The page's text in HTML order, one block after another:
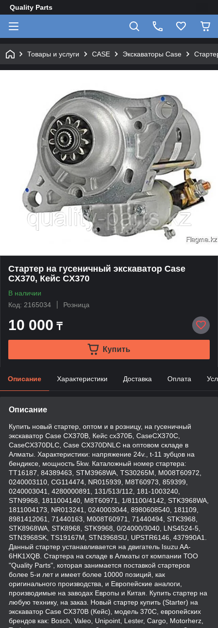
Quality Parts
Товары и услуги CASE Экскаваторы Case
Стартер на гусеничный экскаватор Case
CX370, Кейс CX370
В наличии
Код: 2165034
Розница
10 000 ₸
Купить
Описание Характеристики Доставка Оплата
Описание
Купить новый стартер, оптом и в розницу, на гусеничный
экскаватор Case CX370B, Кейс cx370Б, CaseCX370C,
CaseCX370DLC, Case CX370DNLC на оптовом складе в
Алматы. Характеристики: напряжение 24v., t-11 зубцов на
бендиксе, мощность 5kw. Каталожный номер стартера:
TT16187, 84389463, STM3968WA, TS30265M, M008T60972,
0240003110, CG114474, NR015939, M8T60973, 859399,
0240003041, 4280000891, 131/513/112, 181-1003240,
STN9968, 1811004140, M8T60971, 1/81100/4142, STK3968WA,
1811004173, NR013241, 0240003044, 8980608540, 181109,
8981412061, 71440163, M008T60971, 71440494, STK3968,
STK8968WA, STK8968, STK9968, 0/24000/3040, LNS4524-5,
STN3968SK, TS19167M, STN3968SU, UPSTR6146, 437990A1.
Данный стартер устанавливается на двигатель Isuzu AA-
6HK1XQB. Стартера на складе в Алматы от компании ТОО
"Quality Parts", которая занимается поставкой стартеров
более 5-и лет и имеет более 10000 позиций, как
оригинального производства, и Европейские аналоги,
производимые на заводах Европы и Китая. Купить стартер на
любую технику, на заказ. Новый стартер купить (Starter) на
экскаватор Case CX370B (Кейс), модель 370C, европейских
брендов как: Bosch, Valeo, Unipoint, Lester, Cargo, Motorherz,